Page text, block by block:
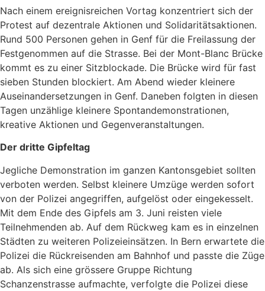
Nach einem ereignisreichen Vortag konzentriert sich der
Protest auf dezentrale Aktionen und Solidaritätsaktionen.
Rund 500 Personen gehen in Genf für die Freilassung der
Festgenommen auf die Strasse. Bei der Mont-Blanc Brücke
kommt es zu einer Sitzblockade. Die Brücke wird für fast
sieben Stunden blockiert. Am Abend wieder kleinere
Auseinandersetzungen in Genf. Daneben folgten in diesen
Tagen unzählige kleinere Spontandemonstrationen,
kreative Aktionen und Gegenveranstaltungen.
Der dritte Gipfeltag
Jegliche Demonstration im ganzen Kantonsgebiet sollten
verboten werden. Selbst kleinere Umzüge werden sofort
von der Polizei angegriffen, aufgelöst oder eingekesselt.
Mit dem Ende des Gipfels am 3. Juni reisten viele
Teilnehmenden ab. Auf dem Rückweg kam es in einzelnen
Städten zu weiteren Polizeieinsätzen. In Bern erwartete die
Polizei die Rückreisenden am Bahnhof und passte die Züge
ab. Als sich eine grössere Gruppe Richtung
Schanzenstrasse aufmachte, verfolgte die Polizei diese